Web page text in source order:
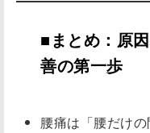
■まとめ：原
善の第一歩
腰痛は「腰だけ